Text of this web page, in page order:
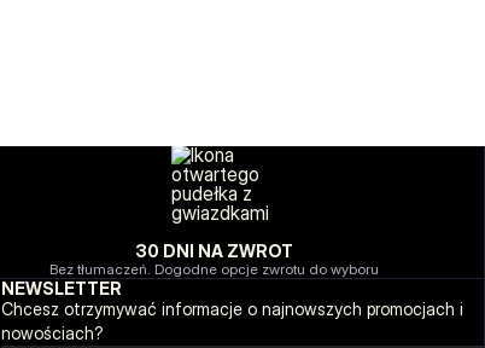
30 DNI NA ZWROT
Bez tłumaczeń. Dogodne opcje zwrotu do wyboru
NEWSLETTER
Chcesz otrzymywać informacje o najnowszych promocjach i
nowościach?